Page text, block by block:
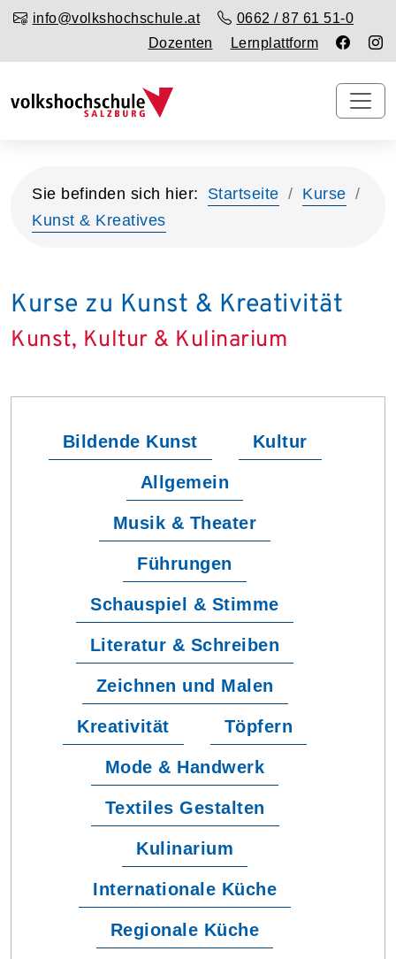
info@volkshochschule.at
0662 / 87 61 51-0
Dozenten
Lernplattform
Sie befinden sich hier: Startseite
Kurse
Kunst & Kreatives
Kurse zu Kunst & Kreativität
Kunst, Kultur & Kulinarium
Bildende Kunst Kultur
Allgemein
Musik & Theater
Führungen
Schauspiel & Stimme
Literatur & Schreiben
Zeichnen und Malen
Kreativität Töpfern
Mode & Handwerk
Textiles Gestalten
Kulinarium
Internationale Küche
Regionale Küche